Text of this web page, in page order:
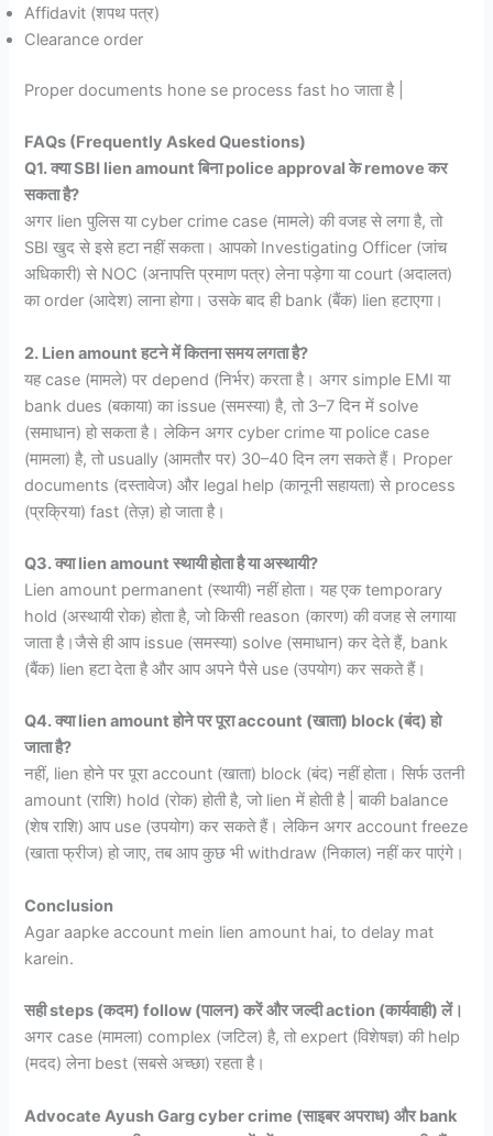
Affidavit (शपथ पत्र)
Clearance order
Proper documents hone se process fast ho जाता है |
FAQs (Frequently Asked Questions)
Q1. क्या SBI lien amount बिना police approvalके remove कर
सकता है?
अगर lien पुलिस या cyber crime case (मामले) की वजह से लगा है, तो
SBI खुद से इसे हटा नहीं सकता। आपको Investigating Officer (जांच
अधिकारी) से NOC (अनापत्ति प्रमाण पत्र) लेना पड़ेगा या court (अदालत)
का order (आदेश) लाना होगा। उसके बाद ही bank (बैंक) lien हटाएगा।
2. Lien amount हटने में कितना समय लगता है?
यह case (मामले) पर depend (निर्भर) करता है। अगर simple EMI या
bank dues (बकाया) का issue (समस्या) है, तो 3–7 दिन में solve
(समाधान) हो सकता है। लेकिन अगर cyber crime या police case
(मामला) है, तो usually (आमतौर पर) 30–40 दिन लग सकते हैं। Proper
documents (दस्तावेज) और legal help (कानूनी सहायता) से process
(प्रक्रिया) fast (तेज़) हो जाता है।
Q3. क्या lien amount स्थायी होता है या अस्थायी?
Lien amount permanent (स्थायी) नहीं होता। यह एक temporary
hold (अस्थायी रोक) होता है, जो किसी reason (कारण) की वजह से लगाया
जाता है।जैसे ही आप issue (समस्या) solve (समाधान) कर देते हैं, bank
(बैंक) lien हटा देता है और आप अपने पैसे use (उपयोग) कर सकते हैं।
Q4. क्या lien amount होने पर पूरा account (खाता) block (बंद) हो
जाता है?
नहीं, lien होने पर पूरा account (खाता) block (बंद) नहीं होता। सिर्फ उतनी
amount (राशि) hold (रोक) होती है, जो lien में होती है | बाकी balance
(शेष राशि) आप use (उपयोग) कर सकते हैं। लेकिन अगर account freeze
(खाता फ्रीज) हो जाए, तब आप कुछ भी withdraw (निकाल) नहीं कर पाएंगे।
Conclusion
Agar aapke account mein lien amount hai, to delay mat
karein.
सही steps (कदम) follow (पालन) करें और जल्दी action (कार्यवाही) लें।
अगर case (मामला) complex (जटिल) है, तो expert (विशेषज्ञ) की help
(मदद) लेना best (सबसे अच्छा) रहता है।
Advocate Ayush Garg cyber crime (साइबर अपराध) और bank